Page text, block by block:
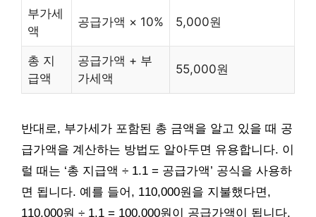
부가세
액
공급가액 × 10% 5,000원
총 지
급액
공급가액 + 부
가세액
55,000원
반대로, 부가세가 포함된 총 금액을 알고 있을 때 공
급가액을 계산하는 방법도 알아두면 유용합니다. 이
럴 때는 ‘총 지급액 ÷ 1.1 = 공급가액’ 공식을 사용하
면 됩니다. 예를 들어, 110,000원을 지불했다면,
110,000원 ÷ 1.1 = 100,000원이 공급가액이 됩니다.